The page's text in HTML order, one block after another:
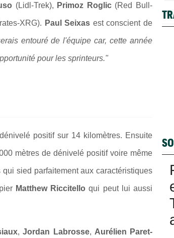
(Lidl-Trek), Primoz Roglic(Red Bull-
XRG). Paul Seixas est conscient de
entouré de l'équipe car, cette année
pour les sprinteurs."
positif sur 14 kilomètres. Ensuite
mètres de dénivelé positif voire même
sied parfaitement aux caractéristiques
Matthew Riccitello qui peut lui aussi
,Jordan Labrosse, Aurélien Paret-